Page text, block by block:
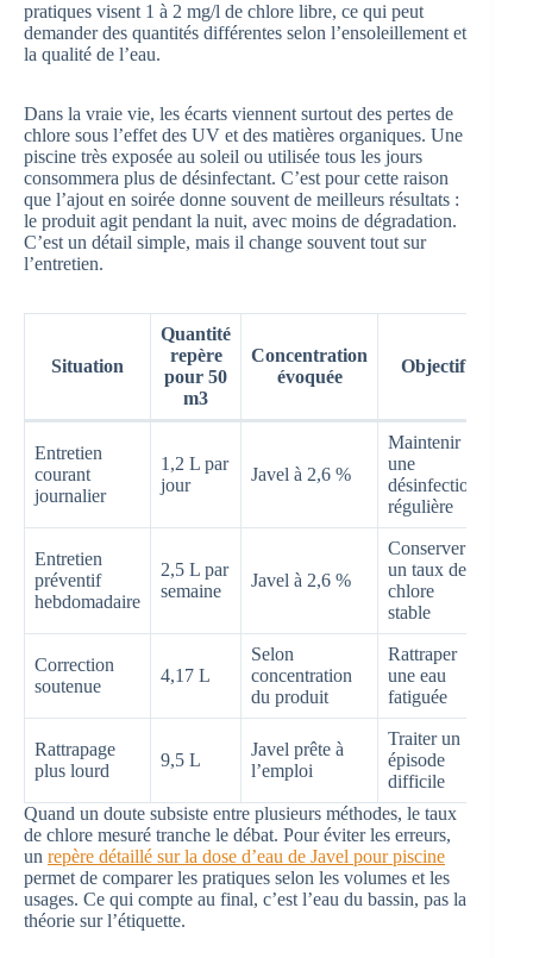
pratiques visent 1 à 2 mg/l de chlore libre, ce qui peut
demander des quantités différentes selon l’ensoleillement et
la qualité de l’eau.
Dans la vraie vie, les écarts viennent surtout des pertes de
chlore sous l’effet des UV et des matières organiques. Une
piscine très exposée au soleil ou utilisée tous les jours
consommera plus de désinfectant. C’est pour cette raison
que l’ajout en soirée donne souvent de meilleurs résultats :
le produit agit pendant la nuit, avec moins de dégradation.
C’est un détail simple, mais il change souvent tout sur
l’entretien.
Situation
Quantité
repère
pour 50
m3
Concentration
évoquée
Objectif
Entretien
courant
journalier
1,2 L par
jour
Javel à 2,6 %
Maintenir
une
désinfection
régulière
Entretien
préventif
hebdomadaire
2,5 L par
semaine
Javel à 2,6 %
Conserver
un taux de
chlore
stable
Correction
soutenue
4,17 L
Selon
concentration
du produit
Rattraper
une eau
fatiguée
Rattrapage
plus lourd
9,5 L
Javel prête à
l’emploi
Traiter un
épisode
difficile
Quand un doute subsiste entre plusieurs méthodes, le taux
de chlore mesuré tranche le débat. Pour éviter les erreurs,
un repère détaillé sur la dose d’eau de Javel pour piscine
permet de comparer les pratiques selon les volumes et les
usages. Ce qui compte au final, c’est l’eau du bassin, pas la
théorie sur l’étiquette.